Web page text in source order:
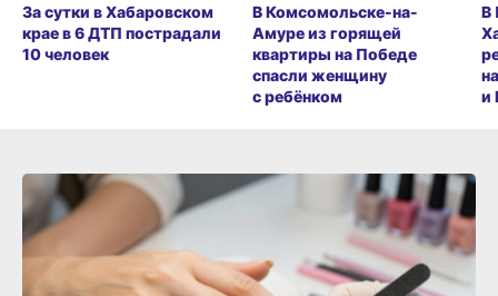
За сутки в Хабаровском
крае в 6 ДТП пострадали
10 человек
В Комсомольске-на-
Амуре из горящей
квартиры на Победе
спасли женщину
с ребёнком
В
и